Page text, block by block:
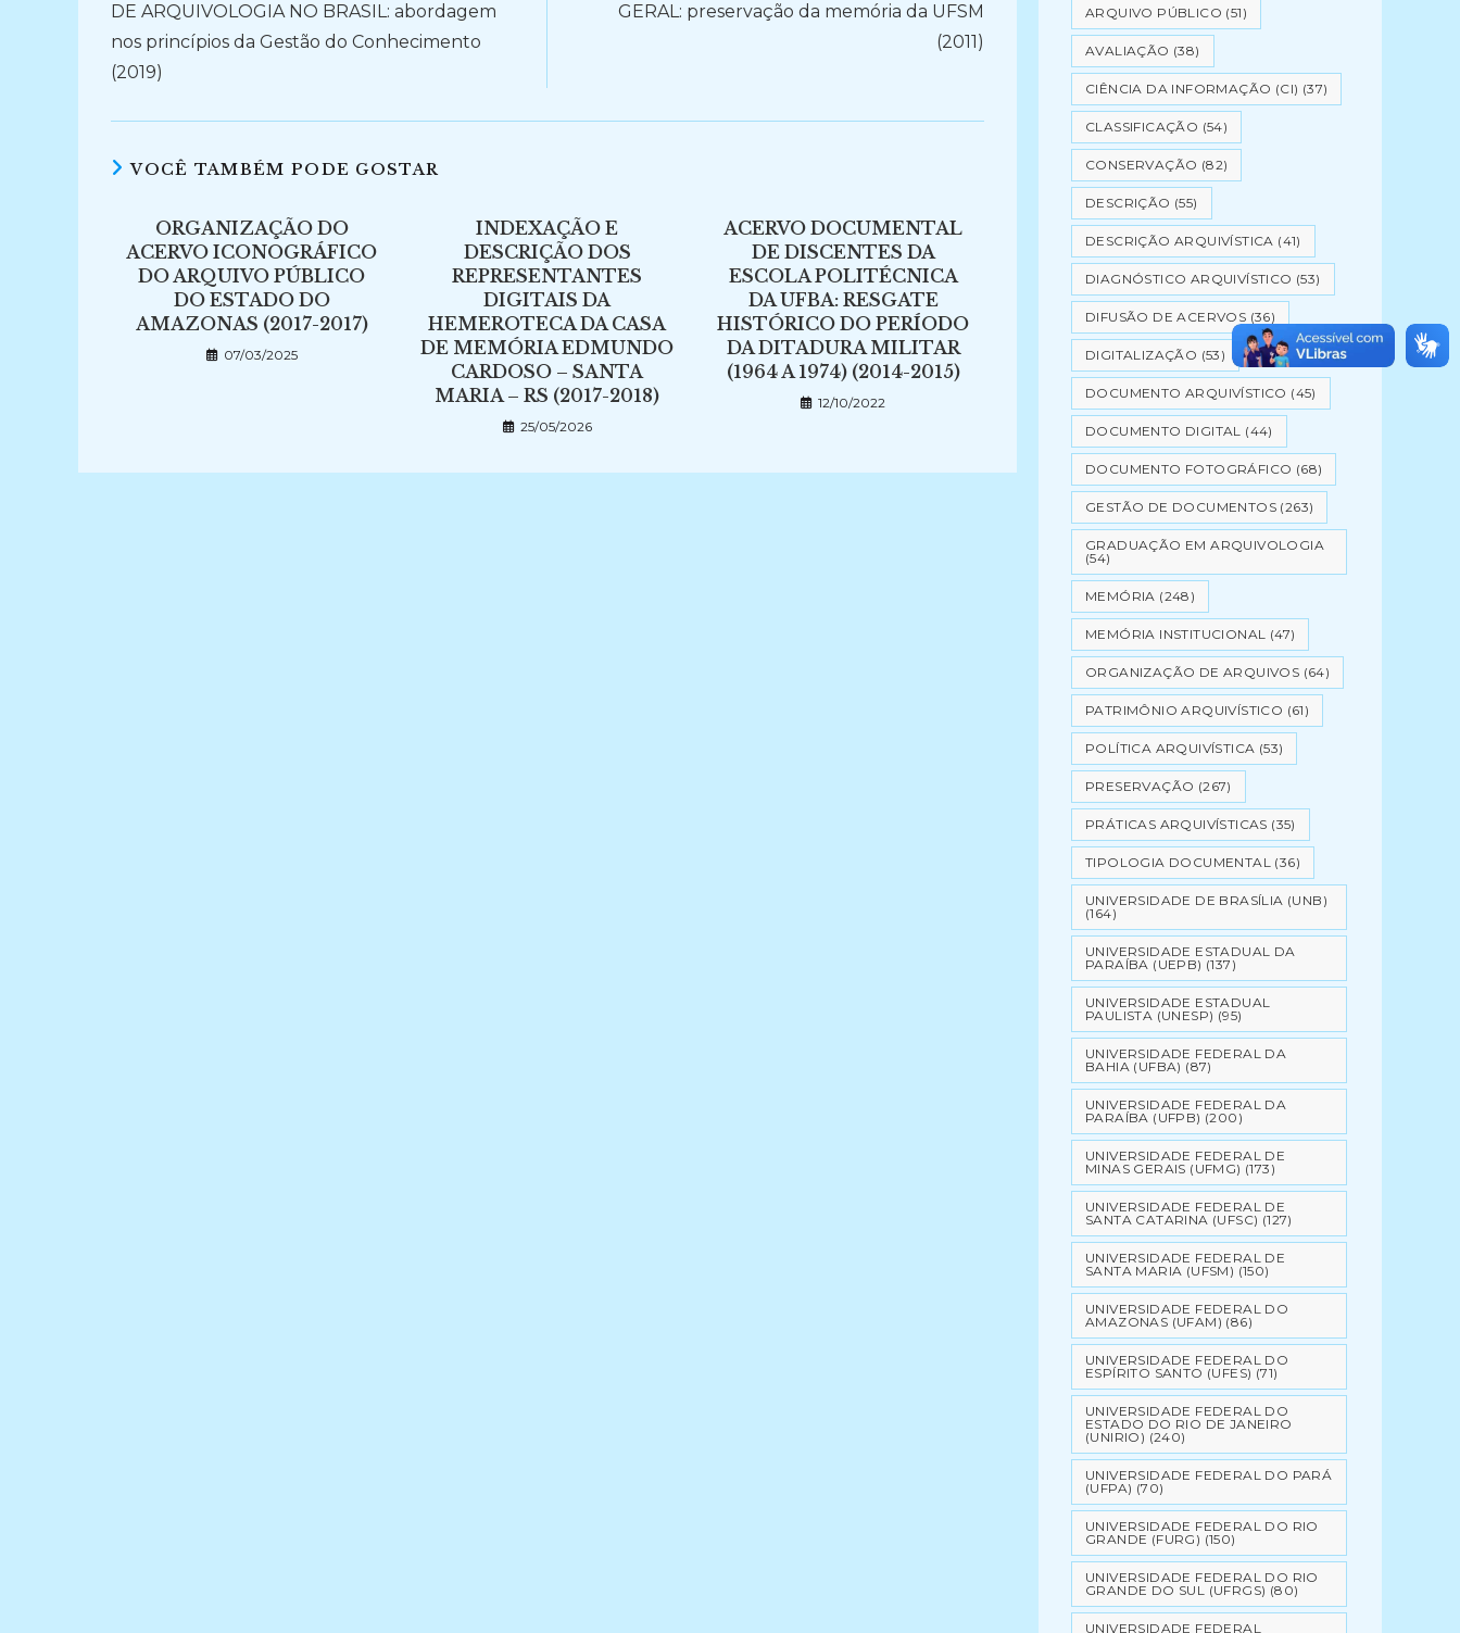
DE ARQUIVOLOGIA NO BRASIL: abordagem
nos princípios da Gestão do Conhecimento
(2019)
GERAL: preservação da memória da UFSM
(2011)
VOCÊ TAMBÉM PODE GOSTAR
ORGANIZAÇÃO DO
ACERVO ICONOGRÁFICO
DO ARQUIVO PÚBLICO
DO ESTADO DO
AMAZONAS (2017-2017)
07/03/2025
INDEXAÇÃO E
DESCRIÇÃO DOS
REPRESENTANTES
DIGITAIS DA
HEMEROTECA DA CASA
DE MEMÓRIA EDMUNDO
CARDOSO – SANTA
MARIA – RS (2017-2018)
25/05/2026
ACERVO DOCUMENTAL
DE DISCENTES DA
ESCOLA POLITÉCNICA
DA UFBA: RESGATE
HISTÓRICO DO PERÍODO
DA DITADURA MILITAR
(1964 A 1974) (2014-2015)
12/10/2022
ARQUIVO PÚBLICO (51)
AVALIAÇÃO (38)
CIÊNCIA DA INFORMAÇÃO (CI) (37)
CLASSIFICAÇÃO (54)
CONSERVAÇÃO (82)
DESCRIÇÃO (55)
DESCRIÇÃO ARQUIVÍSTICA (41)
DIAGNÓSTICO ARQUIVÍSTICO (53)
DIFUSÃO DE ACERVOS (36)
DIGITALIZAÇÃO (53)
DOCUMENTO ARQUIVÍSTICO (45)
DOCUMENTO DIGITAL (44)
DOCUMENTO FOTOGRÁFICO (68)
GESTÃO DE DOCUMENTOS (263)
GRADUAÇÃO EM ARQUIVOLOGIA
(54)
MEMÓRIA (248)
MEMÓRIA INSTITUCIONAL (47)
ORGANIZAÇÃO DE ARQUIVOS (64)
PATRIMÔNIO ARQUIVÍSTICO (61)
POLÍTICA ARQUIVÍSTICA (53)
PRESERVAÇÃO (267)
PRÁTICAS ARQUIVÍSTICAS (35)
TIPOLOGIA DOCUMENTAL (36)
UNIVERSIDADE DE BRASÍLIA (UNB)
(164)
UNIVERSIDADE ESTADUAL DA
PARAÍBA (UEPB) (137)
UNIVERSIDADE ESTADUAL
PAULISTA (UNESP) (95)
UNIVERSIDADE FEDERAL DA
BAHIA (UFBA) (87)
UNIVERSIDADE FEDERAL DA
PARAÍBA (UFPB) (200)
UNIVERSIDADE FEDERAL DE
MINAS GERAIS (UFMG) (173)
UNIVERSIDADE FEDERAL DE
SANTA CATARINA (UFSC) (127)
UNIVERSIDADE FEDERAL DE
SANTA MARIA (UFSM) (150)
UNIVERSIDADE FEDERAL DO
AMAZONAS (UFAM) (86)
UNIVERSIDADE FEDERAL DO
ESPÍRITO SANTO (UFES) (71)
UNIVERSIDADE FEDERAL DO
ESTADO DO RIO DE JANEIRO
(UNIRIO) (240)
UNIVERSIDADE FEDERAL DO PARÁ
(UFPA) (70)
UNIVERSIDADE FEDERAL DO RIO
GRANDE (FURG) (150)
UNIVERSIDADE FEDERAL DO RIO
GRANDE DO SUL (UFRGS) (80)
UNIVERSIDADE FEDERAL